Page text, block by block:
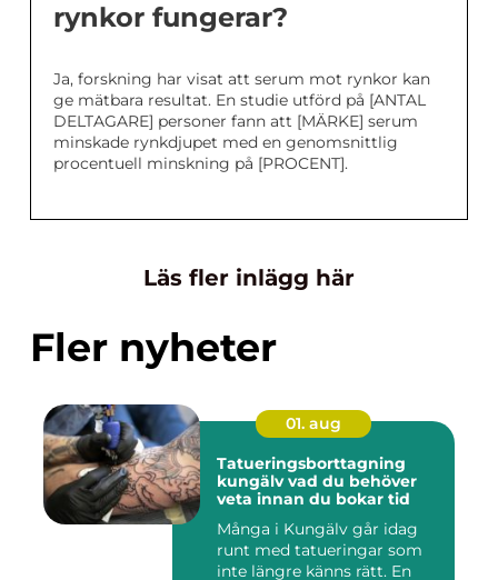
rynkor fungerar?
Ja, forskning har visat att serum mot rynkor kan
ge mätbara resultat. En studie utförd på [ANTAL
DELTAGARE] personer fann att [MÄRKE] serum
minskade rynkdjupet med en genomsnittlig
procentuell minskning på [PROCENT].
Läs fler inlägg här
Fler nyheter
01. aug
Tatueringsborttagning
kungälv vad du behöver
veta innan du bokar tid
Många i Kungälv går idag
runt med tatueringar som
inte längre känns rätt. En